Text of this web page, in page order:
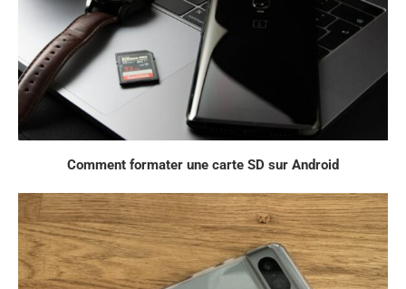
Comment formater une carte SD sur Android